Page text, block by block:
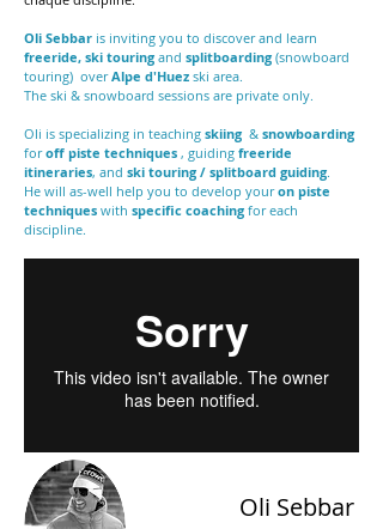
Oli Sebbar is inviting you to discover and learn
freeride, ski touring and splitboarding (snowboard
touring) overAlpe d'Huez ski area.
The ski & snowboard sessions are private only.
Oli is specializing in teaching skiing & snowboarding
foroff piste techniques , guiding freeride
itineraries, and ski touring / splitboard guiding.
He will as-well help you to develop youron piste
techniques with specific coaching for each
discipline.
Oli Sebbar